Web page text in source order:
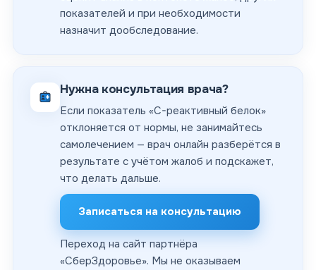
показателей и при необходимости
назначит дообследование.
Нужна консультация врача?
Если показатель «C-реактивный белок»
отклоняется от нормы, не занимайтесь
самолечением — врач онлайн разберётся в
результате с учётом жалоб и подскажет,
что делать дальше.
Записаться на консультацию
Переход на сайт партнёра
«СберЗдоровье». Мы не оказываем